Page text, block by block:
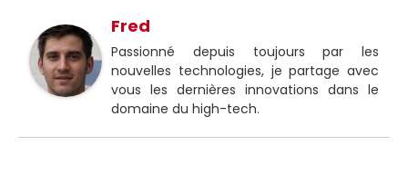
Fred
Passionné depuis toujours par les
nouvelles technologies, je partage avec
vous les dernières innovations dans le
domaine du high-tech.